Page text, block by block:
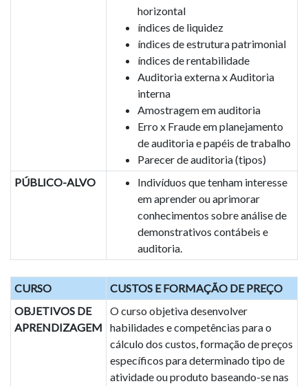
horizontal
índices de liquidez
índices de estrutura patrimonial
índices de rentabilidade
Auditoria externa x Auditoria
interna
Amostragem em auditoria
Erro x Fraude em planejamento
de auditoria e papéis de trabalho
Parecer de auditoria (tipos)
PÚBLICO-ALVO
Indivíduos que tenham interesse
em aprender ou aprimorar
conhecimentos sobre análise de
demonstrativos contábeis e
auditoria.
CURSO
CUSTOS E FORMAÇÃO DE PREÇO
OBJETIVOS DE
APRENDIZAGEM
O curso objetiva desenvolver
habilidades e competências para o
cálculo dos custos, formação de preços
específicos para determinado tipo de
atividade ou produto baseando-se nas